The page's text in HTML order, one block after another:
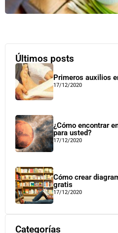
Últimos posts
Primeros auxilios
17/12/2020
¿Cómo encontrar
para usted?
17/12/2020
Cómo crear
gratis
17/12/2020
Categorías